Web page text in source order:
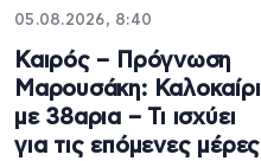
05.08.2026, 8:40
Καιρός – Πρόγνωση
Μαρουσάκη: Καλοκαίρι
με 38αρια – Τι ισχύει
για τις επόμενες μέρες